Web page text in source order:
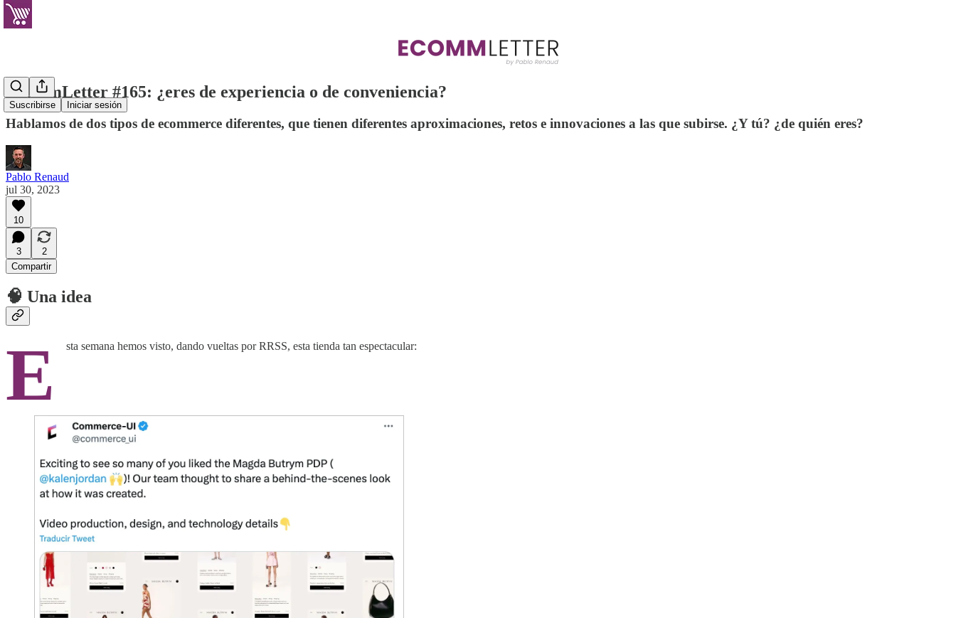
Suscribirse Iniciar sesión
EcommLetter #165: ¿eres de experiencia o de conveniencia?
Hablamos de dos tipos de ecommerce diferentes, que tienen diferentes aproximaciones, retos e innovaciones a las que subirse. ¿Y tú? ¿de quién eres?
Pablo Renaud
jul 30, 2023
10
3
2
Compartir
🧠 Una idea
E sta semana hemos visto, dando vueltas por RRSS, esta tienda tan espectacular: